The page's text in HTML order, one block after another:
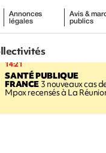
Annonces
légales
Avis &
publics
14:21
SANTÉ PUBLIQUE
FRANCE 3 nouveaux cas
Mpox recensés à La